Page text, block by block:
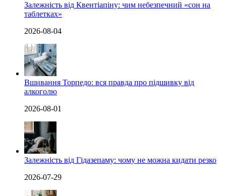
Залежність від Квентіапіну: чим небезпечний «сон на
таблетках»
2026-08-04
Вшивання Торпедо: вся правда про підшивку від
алкоголю
2026-08-01
Залежність від Гідазепаму: чому не можна кидати резко
2026-07-29